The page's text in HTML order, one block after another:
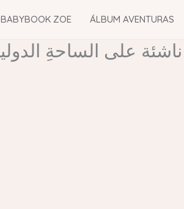
BABYBOOK ZOE ÁLBUM AVENTURAS